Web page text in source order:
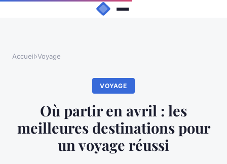
Accueil›Voyage
VOYAGE
Où partir en avril : les
meilleures destinations pour
un voyage réussi